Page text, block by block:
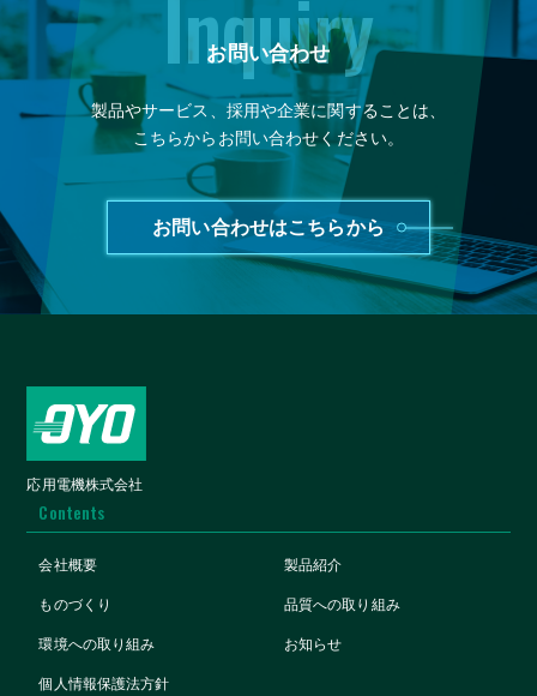
Inquiry
お問い合わせ
製品やサービス、採用や企業に関することは、
こちらからお問い合わせください。
お問い合わせはこちらから
応用電機株式会社
Contents
会社概要 製品紹介
ものづくり 品質への取り組み
環境への取り組み お知らせ
個人情報保護法方針